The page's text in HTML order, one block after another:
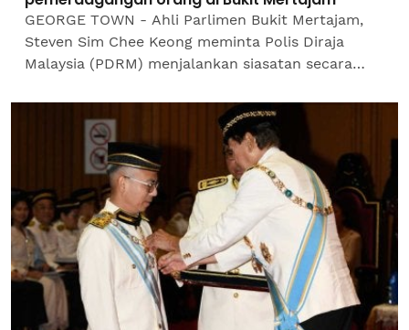
GEORGE TOWN - Ahli Parlimen Bukit Mertajam,
Steven Sim Chee Keong meminta Polis Diraja
Malaysia (PDRM) menjalankan siasatan secara
yang dibongkar di...